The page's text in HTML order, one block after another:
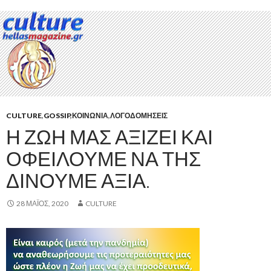
CULTURE,GOSSIP,ΚΟΙΝΩΝΊΑ,ΛΟΓΟΔΟΜΉΣΕΙΣ
Η ΖΩΉ ΜΑΣ ΑΞΊΖΕΙ ΚΑΙ
ΟΦΕΊΛΟΥΜΕ ΝΑ ΤΗΣ
ΔΊΝΟΥΜΕ ΑΞΊΑ.
28 ΜΆΙΟΣ, 2020 CULTURE